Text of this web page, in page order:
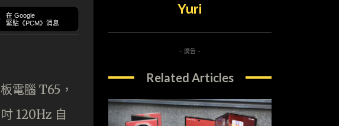
在 Google
緊貼《PCM》消息
電腦 T65，
120Hz 自
Yuri
- 廣告 -
Related Articles